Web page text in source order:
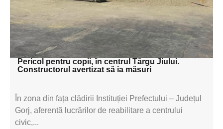
textul pentru
subtitluAdaugă aici
textul pentru subti
Pericol pentru copii, în centrul Târgu Jiului.
Constructorul avertizat să ia măsuri
În zona din fața clădirii Instituției Prefectului – Județul
Gorj, aferentă lucrărilor de reabilitare a centrului
civic,...